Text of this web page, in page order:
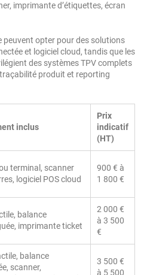
imprimante d’étiquettes, écran
peuvent opter pour des solutions
et logiciel cloud, tandis que les
des systèmes TPV complets
produit et reporting
inclus
Prix
indicatif
(HT)
terminal, scanner
logiciel POS cloud
900 € à
1 800 €
balance
imprimante ticket
2 000 €
à 3 500
€
balance
scanner,
3 500 €
à 5 500